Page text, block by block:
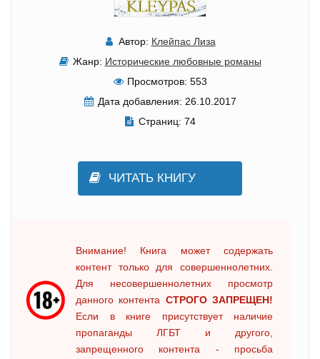
Автор: Клейпас Лиза
Жанр: Исторические любовные романы
Просмотров: 553
Дата добавления: 26.10.2017
Страниц: 74
ЧИТАТЬ КНИГУ
Внимание! Книга может содержать
контент только для совершеннолетних.
Для несовершеннолетних просмотр
данного контента СТРОГО ЗАПРЕЩЕН!
Если в книге присутствует наличие
пропаганды ЛГБТ и другого,
запрещенного контента - просьба